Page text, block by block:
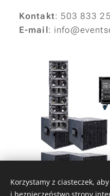
Kontakt: 503 833
E-mail:
Korzystamy z ciasteczek,